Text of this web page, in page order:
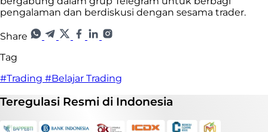
pengalaman dan berdiskusi dengan sesama trader.
Share
Tag
#Trading #Belajar Trading
Teregulasi Resmi di Indonesia